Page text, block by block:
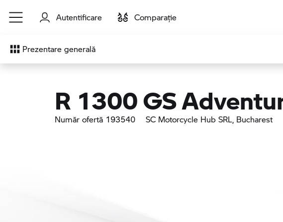
Sari la conținutul principal
Autentificare Comparaţie
Prezentare generală
R 1300 GS
Număr ofertă 193540 SC Motorcycle Hub SRL, Bucharest